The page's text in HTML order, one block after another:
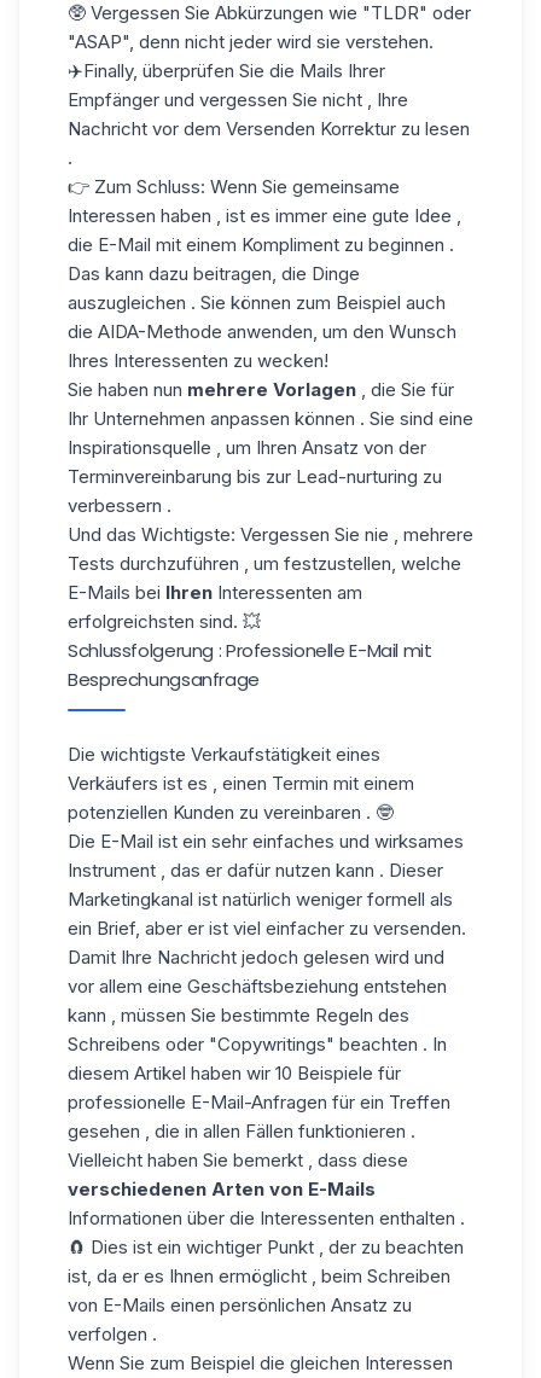
🥸 Vergessen Sie Abkürzungen wie "TLDR" oder
"ASAP", denn nicht jeder wird sie verstehen.
✈️Finally, überprüfen Sie die Mails Ihrer
Empfänger und vergessen Sie nicht , Ihre
Nachricht vor dem Versenden Korrektur zu lesen
.
👉 Zum Schluss: Wenn Sie gemeinsame
Interessen haben , ist es immer eine gute Idee ,
die E-Mail mit einem Kompliment zu beginnen .
Das kann dazu beitragen, die Dinge
auszugleichen . Sie können zum Beispiel auch
die AIDA-Methode anwenden, um den Wunsch
Ihres Interessenten zu wecken!
Sie haben nun mehrere Vorlagen
, die Sie für
Ihr Unternehmen anpassen können . Sie sind eine
Inspirationsquelle , um Ihren Ansatz von der
Terminvereinbarung bis zur Lead-nurturing zu
verbessern .
Und das Wichtigste: Vergessen Sie nie , mehrere
Tests durchzuführen , um festzustellen, welche
E-Mails bei Ihren Interessenten am
erfolgreichsten sind. 💥
Schlussfolgerung : Professionelle E-Mail mit
Besprechungsanfrage
Die wichtigste Verkaufstätigkeit eines
Verkäufers ist es , einen Termin mit einem
potenziellen Kunden zu vereinbaren . 🤓
Die E-Mail ist ein sehr einfaches und wirksames
Instrument , das er dafür nutzen kann . Dieser
Marketingkanal ist natürlich weniger formell als
ein Brief, aber er ist viel einfacher zu versenden.
Damit Ihre Nachricht jedoch gelesen wird und
vor allem eine Geschäftsbeziehung entstehen
kann , müssen Sie bestimmte Regeln des
Schreibens oder "Copywritings" beachten . In
diesem Artikel haben wir 10 Beispiele für
professionelle E-Mail-Anfragen für ein Treffen
gesehen , die in allen Fällen funktionieren .
Vielleicht haben Sie bemerkt , dass diese
verschiedenen Arten von E-Mails
Informationen über die Interessenten enthalten .
🧲 Dies ist ein wichtiger Punkt , der zu beachten
ist, da er es Ihnen ermöglicht , beim Schreiben
von E-Mails einen persönlichen Ansatz zu
verfolgen .
Wenn Sie zum Beispiel die gleichen Interessen